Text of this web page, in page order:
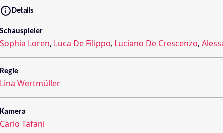
Details
Schauspieler
Sophia Loren, Luca De Filippo, Luciano De Crescenzo,
Regie
Lina Wertmüller
Kamera
Carlo Tafani